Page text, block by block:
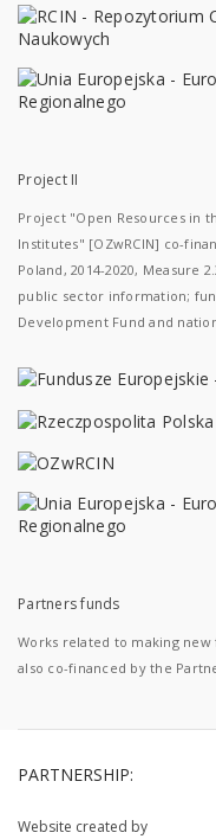
Project II
Project "Open Resources in
Institutes" [OZwRCIN] co-
Poland, 2014-2020, Measure
public sector information;
Development Fund and
Partners funds
Works related to making new
also co-financed by the
PARTNERSHIP:
Website created by